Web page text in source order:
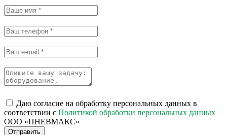
Даю согласие на обработку персональных данных в
соответствии с Политикой обработки персональных данных
ООО «ПНЕВМАКС»
Отправить